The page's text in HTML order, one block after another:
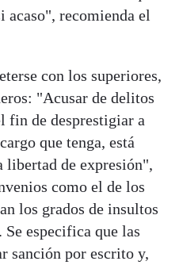
acaso", recomienda el
con los superiores,
"Acusar de delitos
fin de desprestigiar a
que tenga, está
libertad de expresión",
como el de los
los grados de insultos
especifica que las
sanción por escrito y,